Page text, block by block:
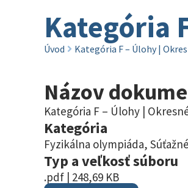
Kategória
Úvod Kategória F – Úlohy |
Názov
Kategória F – Úlohy |
Kategória
Fyzikálna olympiáda,
Typ a veľkosť súboru
.pdf | 248,69 KB